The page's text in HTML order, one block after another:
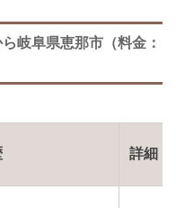
岐阜県恵那市（料金：
詳細